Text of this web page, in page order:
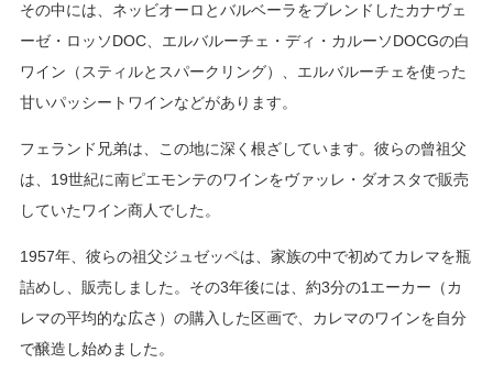
その中には、ネッビオーロとバルベーラをブレンドしたカナヴェ
ーゼ・ロッソDOC、エルバルーチェ・ディ・カルーソDOCGの白
ワイン（スティルとスパークリング）、エルバルーチェを使った
甘いパッシートワインなどがあります。
フェランド兄弟は、この地に深く根ざしています。彼らの曾祖父
は、19世紀に南ピエモンテのワインをヴァッレ・ダオスタで販売
していたワイン商人でした。
1957年、彼らの祖父ジュゼッペは、家族の中で初めてカレマを瓶
詰めし、販売しました。その3年後には、約3分の1エーカー（カ
レマの平均的な広さ）の購入した区画で、カレマのワインを自分
で醸造し始めました。